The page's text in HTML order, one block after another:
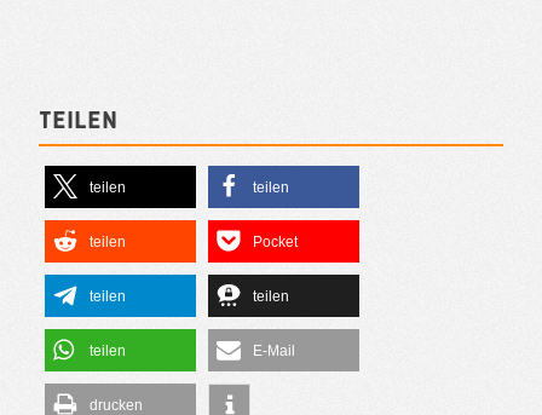
Teilen
teilen teilen
teilen Pocket
teilen teilen
teilen E-Mail
drucken